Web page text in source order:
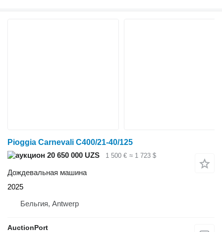
Pioggia Carnevali C400/21-40/125
20 650 000 UZS
1 500 € ≈ 1 723 $
Дождевальная машина
2025
Бельгия, Antwerp
AuctionPort